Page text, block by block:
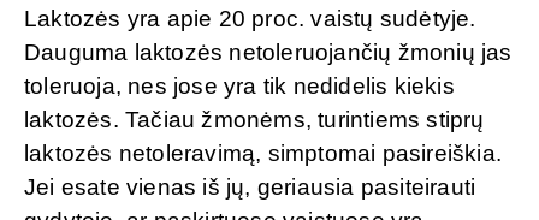
Laktozės yra apie 20 proc. vaistų sudėtyje.
Dauguma laktozės netoleruojančių žmonių jas
toleruoja, nes jose yra tik nedidelis kiekis
laktozės. Tačiau žmonėms, turintiems stiprų
laktozės netoleravimą, simptomai pasireiškia.
Jei esate vienas iš jų, geriausia pasiteirauti